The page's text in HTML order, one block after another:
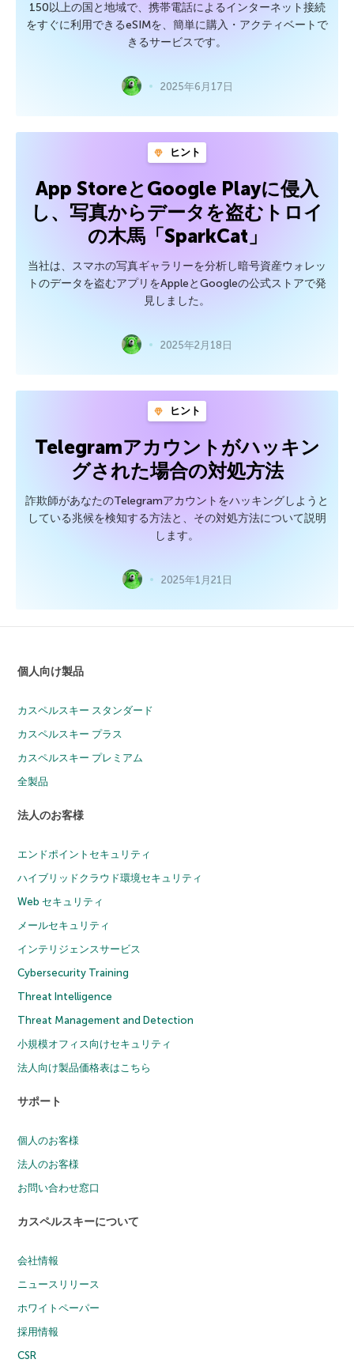
150以上の国と地域で、携帯電話によるインターネット接続
をすぐに利用できるeSIMを、簡単に購入・アクティベートで
きるサービスです。
2025年6月17日
ヒント
App StoreとGoogle Playに侵入
し、写真からデータを盗むトロイ
の木馬「SparkCat」
当社は、スマホの写真ギャラリーを分析し暗号資産ウォレッ
トのデータを盗むアプリをAppleとGoogleの公式ストアで発
見しました。
2025年2月18日
ヒント
Telegramアカウントがハッキン
グされた場合の対処方法
詐欺師があなたのTelegramアカウントをハッキングしようと
している兆候を検知する方法と、その対処方法について説明
します。
2025年1月21日
個人向け製品
カスペルスキー スタンダード
カスペルスキー プラス
カスペルスキー プレミアム
全製品
法人のお客様
エンドポイントセキュリティ
ハイブリッドクラウド環境セキュリティ
Web セキュリティ
メールセキュリティ
インテリジェンスサービス
Cybersecurity Training
Threat Intelligence
Threat Management and Detection
小規模オフィス向けセキュリティ
法人向け製品価格表はこちら
サポート
個人のお客様
法人のお客様
お問い合わせ窓口
カスペルスキーについて
会社情報
ニュースリリース
ホワイトペーパー
採用情報
CSR